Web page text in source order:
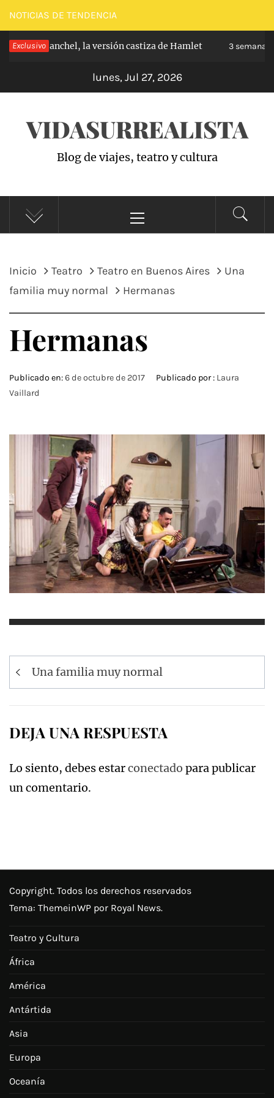
Saltar
al
contenido
NOTICIAS DE TENDENCIA
Exclusivo
de Carabanchel, la versión castiza de Hamlet 3 semanas
lunes, Jul 27, 2026
VIDASURREALISTA
Blog de viajes, teatro y cultura
principal
Inicio Teatro Teatro en Buenos Aires
Una
familia muy normal
Hermanas
Hermanas
Publicado en:6 de octubre de 2017 Publicado por : Laura
Vaillard
Navegación
de
Una familia muy normal
DEJA UNA RESPUESTA
Lo siento, debes estarconectado para publicar
un comentario.
Copyright. Todos los derechos reservados
Tema: ThemeinWP por Royal News.
Teatro y Cultura
África
América
Antártida
Asia
Europa
Oceanía